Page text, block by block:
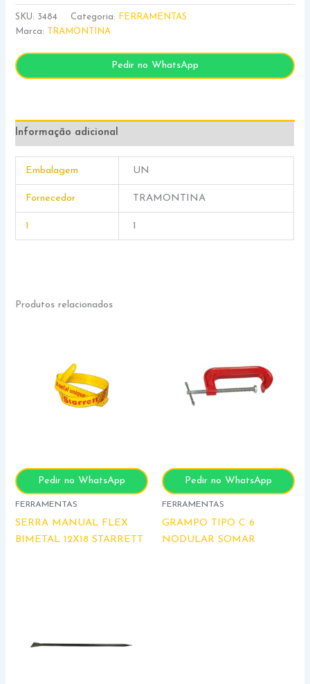
SKU: 3484 Categoria:
FERRAMENTAS
Marca:
TRAMONTINA
Pedir no WhatsApp
Informação adicional
Embalagem UN
Fornecedor TRAMONTINA
1 1
Produtos relacionados
Pedir no WhatsApp
FERRAMENTAS
SERRA MANUAL FLEX
BIMETAL 12X18 STARRETT
Pedir no WhatsApp
FERRAMENTAS
GRAMPO TIPO C 6
NODULAR SOMAR